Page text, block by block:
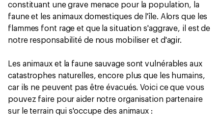
constituant une grave menace pour la population, la
faune et les animaux domestiques de l'île. Alors que les
flammes font rage et que la situation s'aggrave, il est de
notre responsabilité de nous mobiliser et d'agir.
Les animaux et la faune sauvage sont vulnérables aux
catastrophes naturelles, encore plus que les humains,
car ils ne peuvent pas être évacués. Voici ce que vous
pouvez faire pour aider notre organisation partenaire
sur le terrain qui s'occupe des animaux :